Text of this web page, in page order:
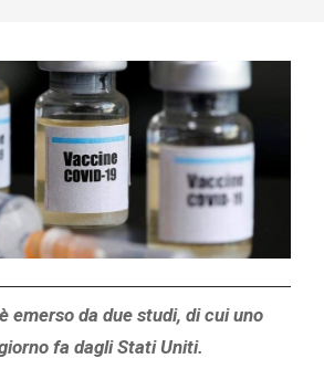
emerso da due studi, di cui uno
fa dagli Stati Uniti.